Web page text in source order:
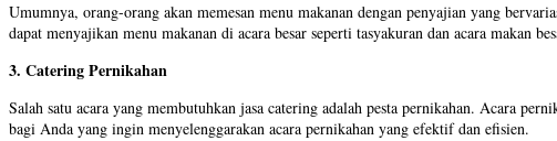
Umumnya, orang-orang akan memesan menu makanan dengan penyajian yang
dapat menyajikan menu makanan di acara besar seperti tasyakuran dan acara makan
3. Catering Pernikahan
Salah satu acara yang membutuhkan jasa catering adalah pesta pernikahan. Acara
bagi Anda yang ingin menyelenggarakan acara pernikahan yang efektif dan efisien.